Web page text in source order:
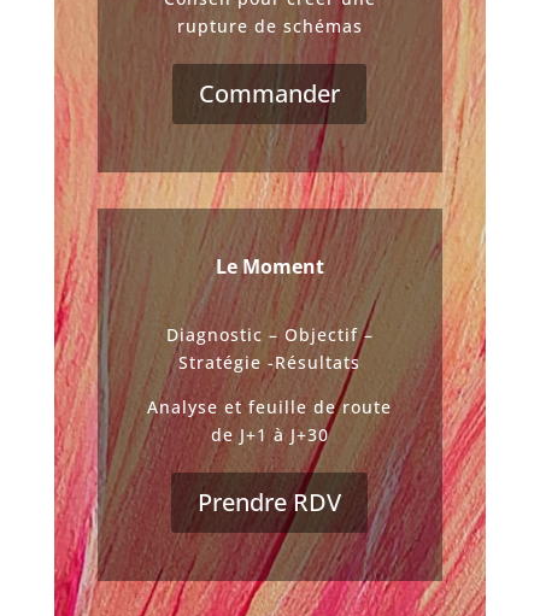
rupture de schémas
Commander
Le Moment
Diagnostic – Objectif –
Stratégie -Résultats
Analyse et feuille de route
de J+1 à J+30
Prendre RDV